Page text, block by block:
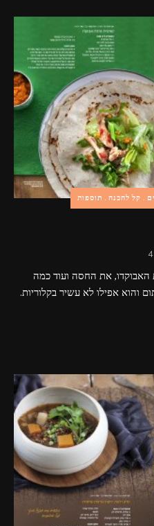
קל להכנה תוספות
האבוקדו, את החסה ועוד כמה
והוא אפילו לא עשיר בקלוריות.